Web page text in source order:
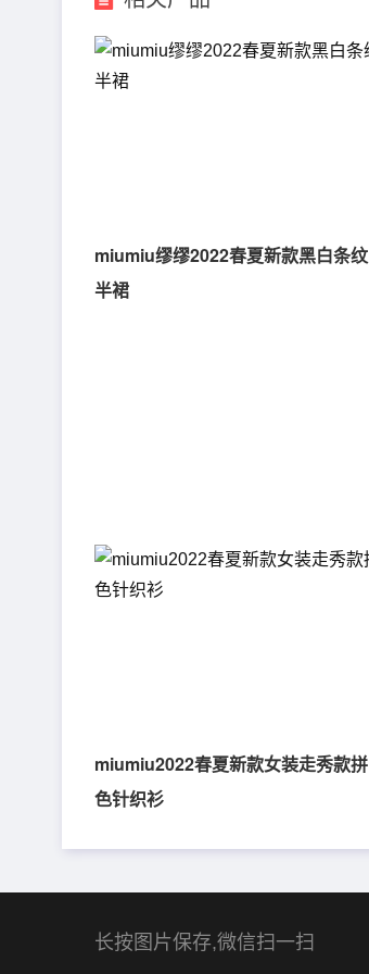
miumiu缪缪2022春夏新款黑白条纹
半裙
miumiu2022春夏新款女装走秀款拼
色针织衫
长按图片保存,微信扫一扫